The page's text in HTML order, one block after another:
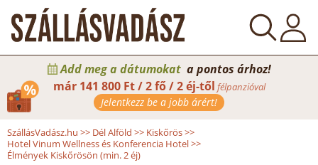
Add meg a dátumokat a pontos árhoz!
már 141 800 Ft / 2 fő / 2 éj-től félpanzióval
Jelentkezz be a jobb árért!
SzállásVadász.hu >> Dél Alföld >> Kiskőrös>>
Hotel Vinum Wellness és Konferencia Hotel>>
Élmények Kiskőrösön (min. 2 éj)